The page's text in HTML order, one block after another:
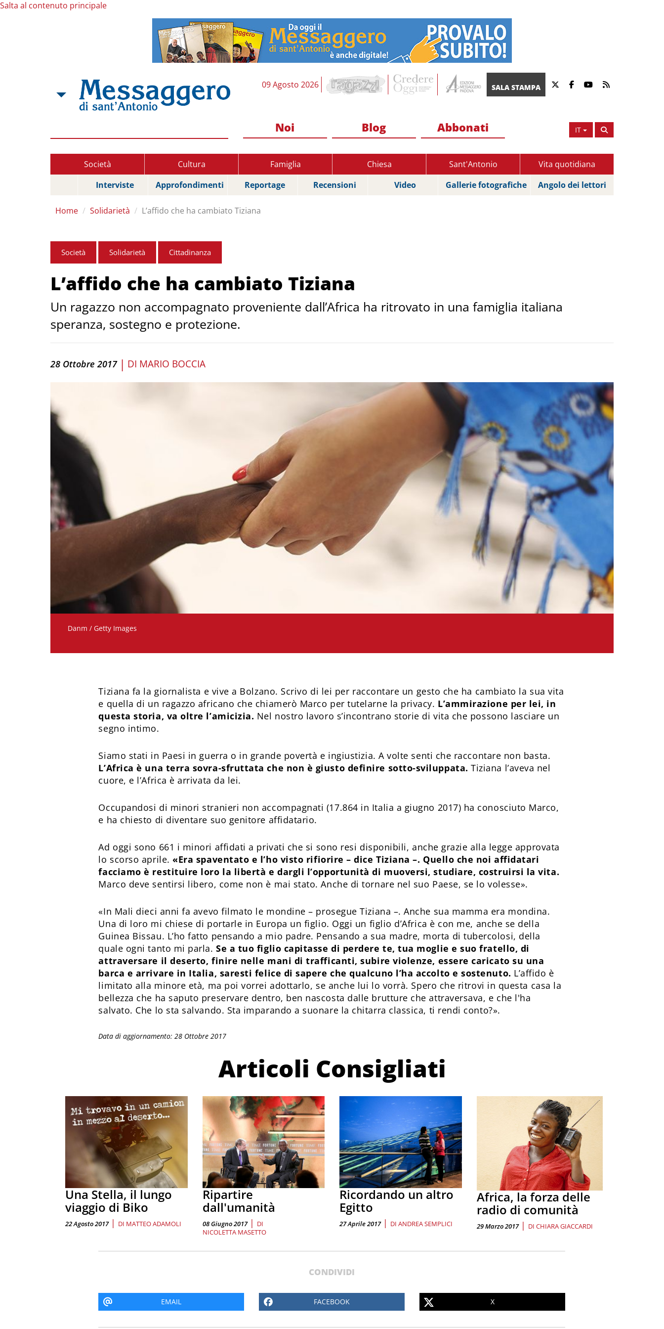
Salta al contenuto principale
09 Agosto 2026 SALA STAMPA
IT
Noi Blog Abbonati
Società Cultura Famiglia Chiesa Sant'Antonio
Vita quotidiana
Interviste
Approfondimenti Reportage Recensioni Video Gallerie fotografiche Angolo dei lettori
Home Solidarietà L’affido che ha cambiato Tiziana
Società Solidarietà Cittadinanza
L’affido che ha cambiato Tiziana
Un ragazzo non accompagnato proveniente dall’Africa ha ritrovato in una famiglia italiana
speranza, sostegno e protezione.
28 Ottobre 2017 | DI MARIO BOCCIA
Danm / Getty Images
Tiziana fa la giornalista e vive a Bolzano. Scrivo di lei per raccontare un gesto che ha cambiato la sua vita
e quella di un ragazzo africano che chiamerò Marco per tutelarne la privacy. L’ammirazione per lei, in
questa storia, va oltre l’amicizia. Nel nostro lavoro s’incontrano storie di vita che possono lasciare un
segno intimo.
Siamo stati in Paesi in guerra o in grande povertà e ingiustizia. A volte senti che raccontare non basta.
L’Africa è una terra sovra-sfruttata che non è giusto definire sotto-sviluppata. Tiziana l’aveva nel
cuore, e l’Africa è arrivata da lei.
Occupandosi di minori stranieri non accompagnati (17.864 in Italia a giugno 2017) ha conosciuto Marco,
e ha chiesto di diventare suo genitore affidatario.
Ad oggi sono 661 i minori affidati a privati che si sono resi disponibili, anche grazie alla legge approvata
lo scorso aprile. «Era spaventato e l’ho visto rifiorire – dice Tiziana –. Quello che noi affidatari
facciamo è restituire loro la libertà e dargli l’opportunità di muoversi, studiare, costruirsi la vita.
Marco deve sentirsi libero, come non è mai stato. Anche di tornare nel suo Paese, se lo volesse».
«In Mali dieci anni fa avevo filmato le mondine – prosegue Tiziana –. Anche sua mamma era mondina.
Una di loro mi chiese di portarle in Europa un figlio. Oggi un figlio d’Africa è con me, anche se della
Guinea Bissau. L’ho fatto pensando a mio padre. Pensando a sua madre, morta di tubercolosi, della
quale ogni tanto mi parla.Se a tuo figlio capitasse di perdere te, tua moglie e suo fratello, di
attraversare il deserto, finire nelle mani di trafficanti, subire violenze, essere caricato su una
barca e arrivare in Italia, saresti felice di sapere che qualcuno l’ha accolto e sostenuto. L’affido è
limitato alla minore età, ma poi vorrei adottarlo, se anche lui lo vorrà. Spero che ritrovi in questa casa la
bellezza che ha saputo preservare dentro, ben nascosta dalle brutture che attraversava, e che l'ha
salvato. Che lo sta salvando. Sta imparando a suonare la chitarra classica, ti rendi conto?».
Data di aggiornamento: 28 Ottobre 2017
Articoli Consigliati
Una Stella, il lungo
viaggio di Biko
22 Agosto 2017 | DI MATTEO ADAMOLI
Ripartire
dall'umanità
08 Giugno 2017 | DI
NICOLETTA MASETTO
Ricordando un altro
Egitto
27 Aprile 2017 | DI ANDREA SEMPLICI
Africa, la forza delle
radio di comunità
29 Marzo 2017 | DI CHIARA GIACCARDI
CONDIVIDI
EMAIL FACEBOOK X